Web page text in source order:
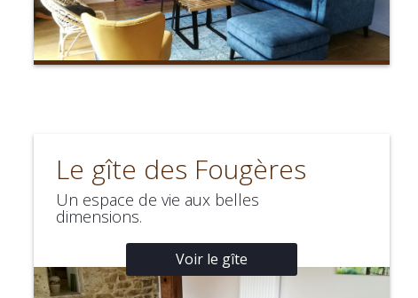
Le gîte des Fougères
Un espace de vie aux belles
dimensions.
Voir le gîte